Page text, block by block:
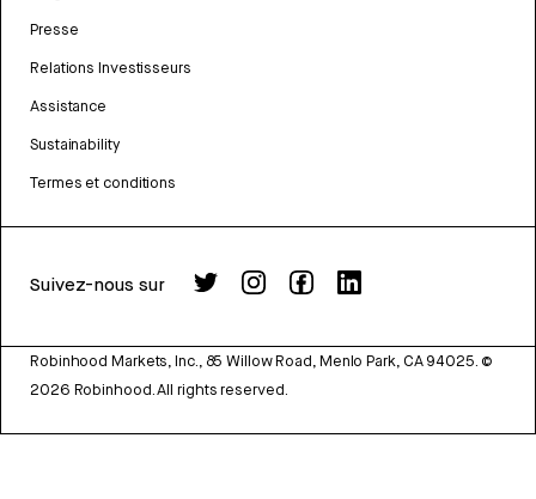
Presse
Relations Investisseurs
Assistance
Sustainability
Termes et conditions
Suivez-nous sur
Robinhood Markets, Inc., 85 Willow Road, Menlo Park, CA 94025. ©
2026 Robinhood. All rights reserved.